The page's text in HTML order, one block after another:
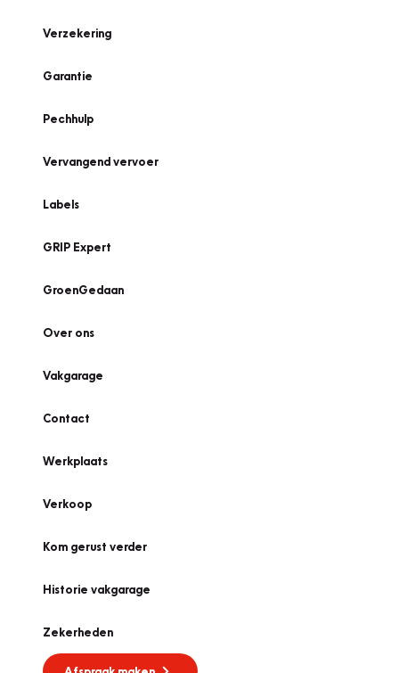
Verzekering
Garantie
Pechhulp
Vervangend vervoer
Labels
GRIP Expert
GroenGedaan
Over ons
Vakgarage
Contact
Werkplaats
Verkoop
Kom gerust verder
Historie vakgarage
Zekerheden